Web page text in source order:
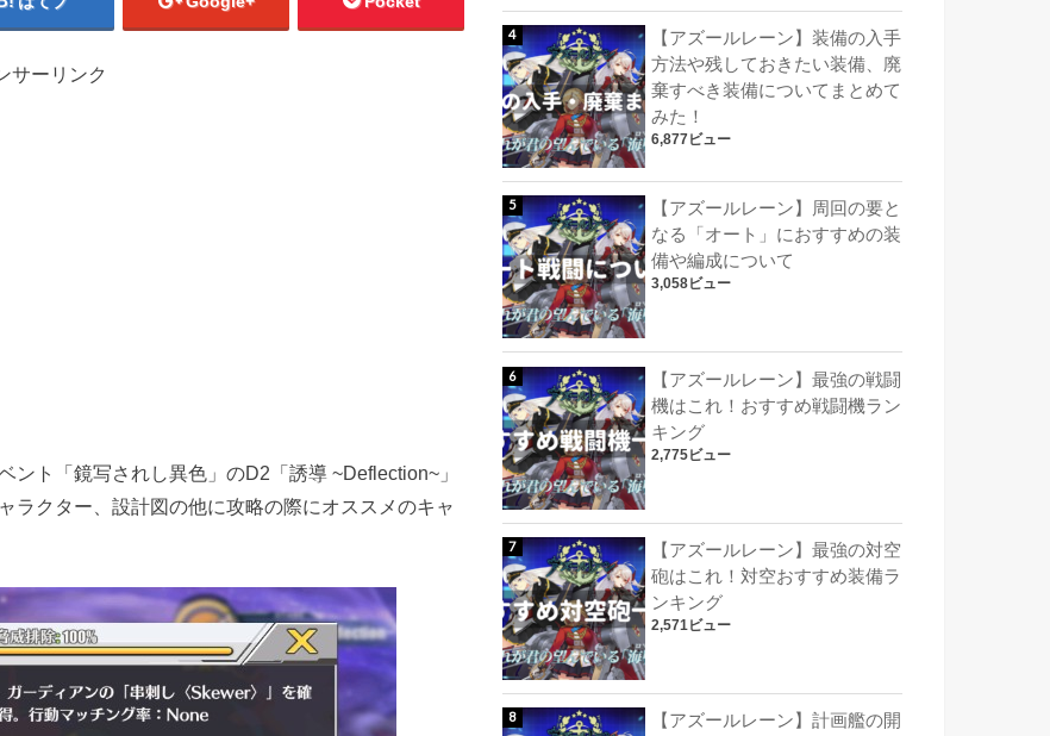
サーリンク
ント「鏡写されし異色」のD2「誘導 ~Deflection~」
ラクター、設計図の他に攻略の際にオススメのキャ
【アズールレーン】装備の入手
方法や残しておきたい装備、廃
棄すべき装備についてまとめて
みた！
6,877ビュー
【アズールレーン】周回の要と
なる「オート」におすすめの装
備や編成について
3,058ビュー
【アズールレーン】最強の戦闘
機はこれ！おすすめ戦闘機ラン
キング
2,775ビュー
【アズールレーン】最強の対空
砲はこれ！対空おすすめ装備ラ
ンキング
2,571ビュー
【アズールレーン】計画艦の開